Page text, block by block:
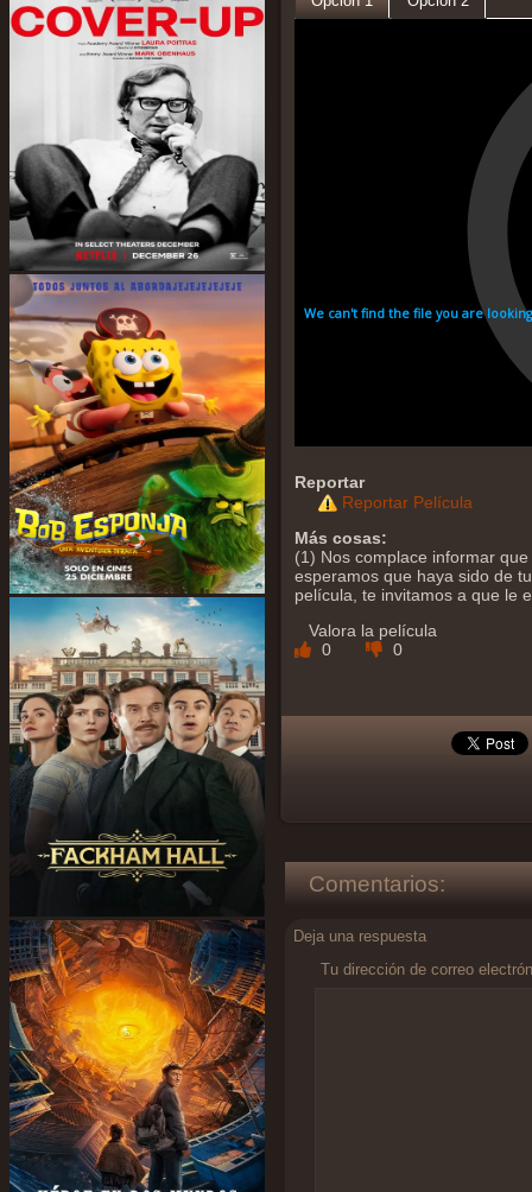
Reportar
Reportar Película
Más cosas:
(1) Nos complace informar
esperamos que haya sido de
película, te invitamos a que le
Valora la película
0
0
Comentarios:
Deja una respuesta
Tu dirección de correo